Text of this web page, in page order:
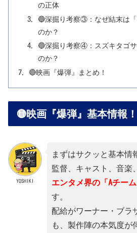
の正体
🔵深掘り考察③：なぜ結末は
のか？
🔵深掘り考察④：スズキタゴ
のか？
🔴映画『爆弾』まとめ！
🟡映画『爆弾』基本情報！
YOSHIKI
まずはサクッと基本情
監督、キャスト、音楽
エンタメ界の「Aチーム
す。
配給がワーナー・ブラ
も、製作陣の本気度が